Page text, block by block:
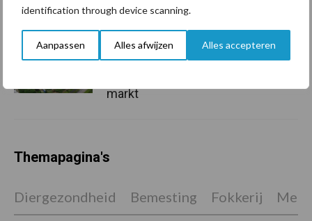
identification through device scanning.
Aanpassen Alles afwijzen Alles accepteren
ForFarmers ziet volume en
marktaandeel groeien in
markt
Themapagina's
Diergezondheid Bemesting Fokkerij